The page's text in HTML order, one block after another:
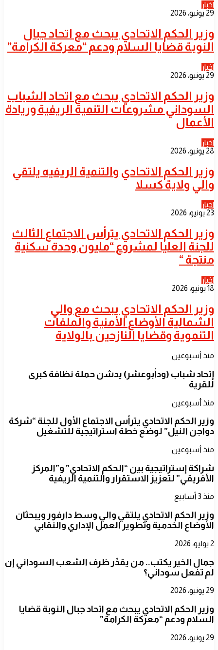
اخبار
29 يونيو، 2026
​وزير الحكم الاتحادي يبحث مع اتحاد جبال
النوبة قضايا السلام ودعم “معركة الكرامة”
اخبار
29 يونيو، 2026
​وزير الحكم الاتحادي يبحث مع اتحاد الشباب
السوداني مشروعات التنمية الريفية وريادة
الأعمال
اخبار
28 يونيو، 2026
​وزير الحكم الاتحادي والتنمية الريفيه يلتقي
والي ولاية كسلا
اخبار
23 يونيو، 2026
​وزير الحكم الاتحادي يترأس الاجتماع الثالث
للجنة العليا لمشروع “مليون وحدة سكنية
منتجة “
اخبار
18 يونيو، 2026
​وزير الحكم الاتحادي يبحث مع والي
الشمالية الأوضاع الأمنية والملفات
التنموية وقضايا النازحين بالولاية
منذ أسبوعين
إتحاد شباب (ودأبوعشر) يدشن حملة نظافة كبرى
للقرية
منذ أسبوعين
وزير الحكم الاتحادي يترأس الاجتماع الأول للجنة “شركة
دواجن النيل” لوضع خطة استراتيجية للتشغيل
منذ أسبوعين
شراكة إستراتيجية بين “الحكم الاتحادي” و”المركز
الأفريقي” لتعزيز الاستقرار والتنمية الريفية
منذ 3 أسابيع
​وزير الحكم الاتحادي يلتقي والي وسط دارفور ويبحثان
الأوضاع الخدمية وتطوير العمل الإداري والنقابي
2 يوليو، 2026
جمال الخير يكتب.. من يقدِّر ظرف الشعب السوداني إن
لم تفعل سوداني؟
29 يونيو، 2026
​وزير الحكم الاتحادي يبحث مع اتحاد جبال النوبة قضايا
السلام ودعم “معركة الكرامة”
29 يونيو، 2026